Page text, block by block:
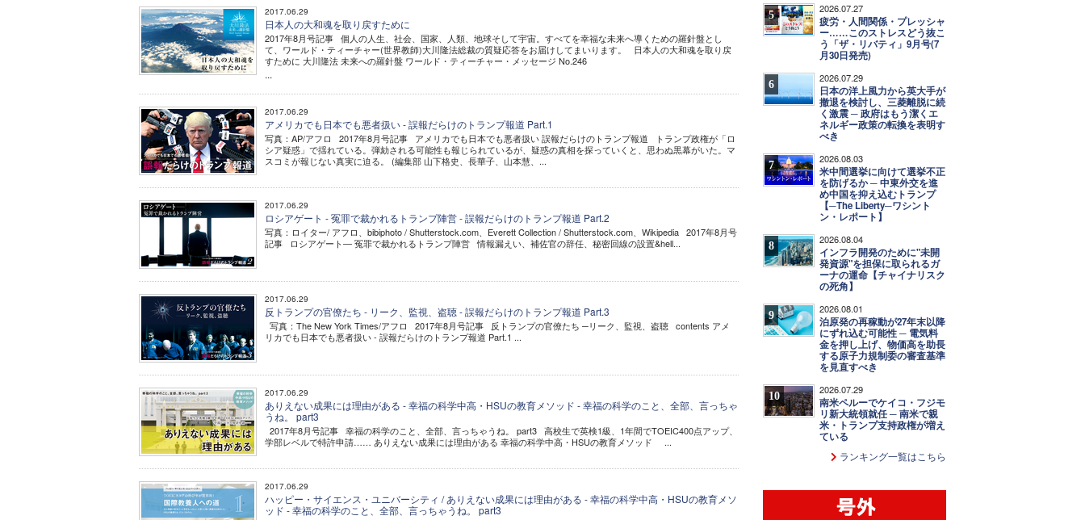
2017.06.29
日本人の大和魂を取り戻すために
2017年8月号記事 個人の人生、社会、国家、人類、地球そして宇宙。すべてを幸福な未来へ導くための羅針盤とし
て、ワールド・ティーチャー(世界教師)大川隆法総裁の質疑応答をお届けしてまいります。 日本人の大和魂を取り戻
すために 大川隆法 未来への羅針盤 ワールド・ティーチャー・メッセージ No.246
...
2017.06.29
アメリカでも日本でも悪者扱い - 誤報だらけのトランプ報道 Part.1
写真：AP/アフロ 2017年8月号記事 アメリカでも日本でも悪者扱い 誤報だらけのトランプ報道 トランプ政権が「ロ
シア疑惑」で揺れている。弾劾される可能性も報じられているが、疑惑の真相を探っていくと、思わぬ黒幕がいた。マ
スコミが報じない真実に迫る。 (編集部 山下格史、長華子、山本慧、...
2017.06.29
ロシアゲート - 冤罪で裁かれるトランプ陣営 - 誤報だらけのトランプ報道 Part.2
写真：ロイター/ アフロ、bibiphoto / Shutterstock.com、Everett Collection / Shutterstock.com、Wikipedia 2017年8月号
記事 ロシアゲート― 冤罪で裁かれるトランプ陣営 情報漏えい、補佐官の辞任、秘密回線の設置&hell...
2017.06.29
反トランプの官僚たち - リーク、監視、盗聴 - 誤報だらけのトランプ報道 Part.3
写真：The New York Times/アフロ 2017年8月号記事 反トランプの官僚たち ─リーク、監視、盗聴 contents アメ
リカでも日本でも悪者扱い - 誤報だらけのトランプ報道 Part.1 ...
2017.06.29
ありえない成果には理由がある - 幸福の科学中高・HSUの教育メソッド - 幸福の科学のこと、全部、言っちゃ
うね。 part3
2017年8月号記事 幸福の科学のこと、全部、言っちゃうね。 part3 高校生で英検1級、1年間でTOEIC400点アップ、
学部レベルで特許申請…… ありえない成果には理由がある 幸福の科学中高・HSUの教育メソッド ...
2017.06.29
ハッピー・サイエンス・ユニバーシティ / ありえない成果には理由がある - 幸福の科学中高・HSUの教育メソ
ッド - 幸福の科学のこと、全部、言っちゃうね。 part3
5 2026.07.27
疲労・人間関係・プレッシャ
ー……このストレスどう抜こ
う「ザ・リバティ」9月号(7
月30日発売)
6 2026.07.29
日本の洋上風力から英大手が
撤退を検討し、三菱離脱に続
く激震 ─ 政府はもう潔くエ
ネルギー政策の転換を表明す
べき
7 2026.08.03
米中間選挙に向けて選挙不正
を防げるか ─ 中東外交を進
め中国を抑え込むトランプ
【─The Liberty─ワシント
ン・レポート】
8 2026.08.04
インフラ開発のために"未開
発資源"を担保に取られるガ
ーナの運命【チャイナリスク
の死角】
9 2026.08.01
泊原発の再稼動が27年末以降
にずれ込む可能性 ─ 電気料
金を押し上げ、物価高を助長
する原子力規制委の審査基準
を見直すべき
10 2026.07.29
南米ペルーでケイコ・フジモ
リ新大統領就任 ─ 南米で親
米・トランプ支持政権が増え
ている
ランキング一覧はこちら